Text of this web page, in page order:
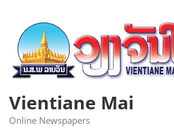
content
Vientiane Mai
Online Newspapers